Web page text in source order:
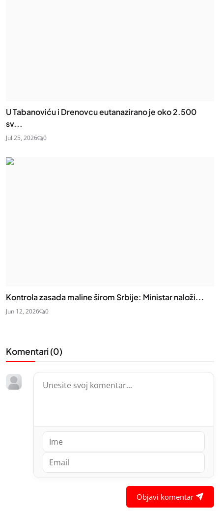
U Tabanoviću i Drenovcu eutanazirano je oko 2.500
sv...
Jul 25, 2026 0
Kontrola zasada maline širom Srbije: Ministar naloži...
Jun 12, 2026 0
Komentari (0)
Objavi komentar